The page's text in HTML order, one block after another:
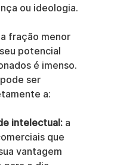
ou ideologia.
fração menor
potencial
é imenso.
ser
a:
intelectual: a
que
vantagem